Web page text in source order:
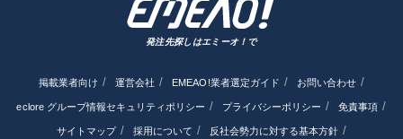
発注先探しはエミーオ！で
掲載業者向け 運営会社 EMEAO!業者選定ガイド お問い合わせ
eclore グループ情報セキュリティポリシー プライバシーポリシー 免責事項
サイトマップ 採用について 反社会勢力に対する基本方針